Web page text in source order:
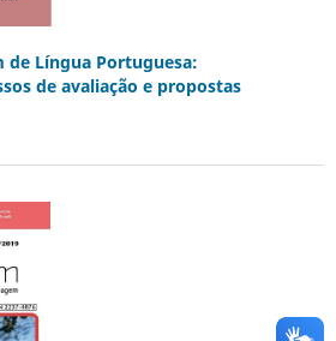
de Língua Portuguesa:
de avaliação e propostas